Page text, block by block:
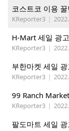
코스트코 이용
KReporter3 |
H-Mart 세일 광
KReporter3 |
부한마켓 세일
KReporter3 |
99 Ranch
KReporter3 |
팔도마트 세일